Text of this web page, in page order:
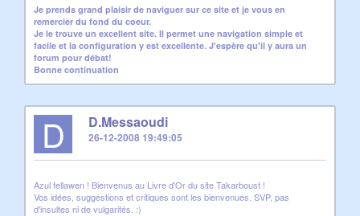
Je prends grand plaisir de naviguer sur ce site et je vous en
remercier du fond du coeur.
Je le trouve un excellent site. Il permet une navigation simple et
facile et la configuration y est excellente. J'espère qu'il y aura un
forum pour débat!
Bonne continuation
D D.Messaoudi
26-12-2008 19:49:05
Azul fellawen ! Bienvenus au Livre d'Or du site Takarboust !
Vos idées, suggestions et critiques sont les bienvenues. SVP, pas
d'insultes ni de vulgarités. :)